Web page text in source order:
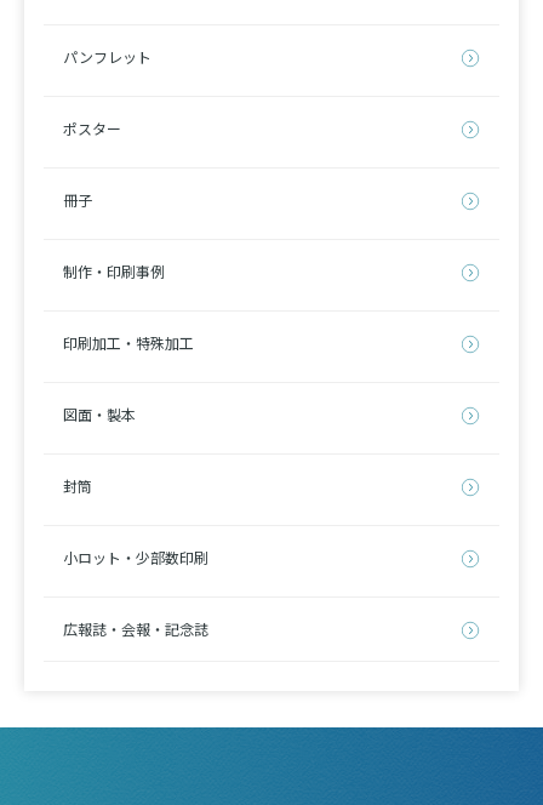
パンフレット
ポスター
冊子
制作・印刷事例
印刷加工・特殊加工
図面・製本
封筒
小ロット・少部数印刷
広報誌・会報・記念誌